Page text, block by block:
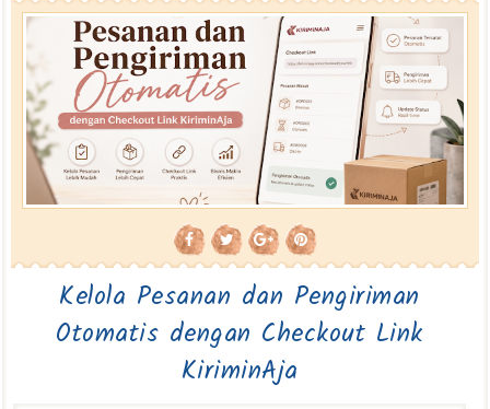
Kelola Pesanan dan Pengiriman
Otomatis dengan Checkout Link
KiriminAja